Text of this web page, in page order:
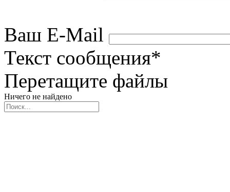
Ваш E-Mail
Текст сообщения*
Перетащите файлы
Ничего не найдено